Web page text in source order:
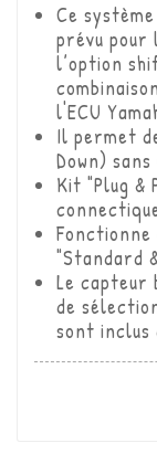
Ce
prévu pour
l’option
l'ECU
Il permet
Down)
Kit "Plug &
"Standard
Le capteur
de
sont inclus